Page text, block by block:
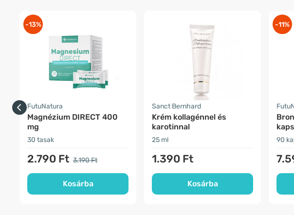
-13%
FutuNatura
Magnézium DIRECT 400
mg
30 tasak
2.790 Ft 3.190 Ft
Kosárba
Sanct Bernhard
Krém kollagénnel és
karotinnal
25 ml
1.390 Ft
Kosárba
-11%
90